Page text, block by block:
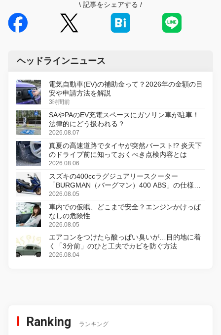
\ 記事をシェアする /
ヘッドラインニュース
電気自動車(EV)の補助金って？2026年の金額の目
安や申請方法を解説
3時間前
SAやPAのEV充電スペースにガソリン車が駐車！
法律的にどう扱われる？
2026.08.07
真夏の高速道路でタイヤが突然バースト!? 炎天下
のドライブ前に知っておくべき点検内容とは
2026.08.06
スズキの400ccラグジュアリースクーター
「BURGMAN（バーグマン）400 ABS」の仕様を
変更し、8月18日に発売
2026.08.05
車内での仮眠、どこまで安全？エンジンかけっぱ
なしの危険性
2026.08.05
エアコンをつけたら酸っぱい臭いが…目的地に着
く「3分前」のひと工夫でカビを防ぐ方法
2026.08.04
Ranking ランキング